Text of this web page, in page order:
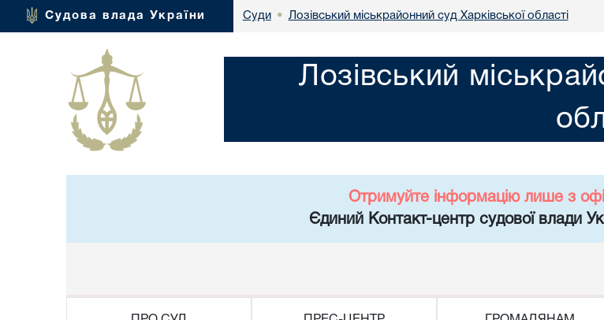
Судова влада України Суди • Лозівський міськрайонний суд Харківської області
Лозівський
Отримуйте інформацію лише з
Єдиний Контакт-центр судової влади